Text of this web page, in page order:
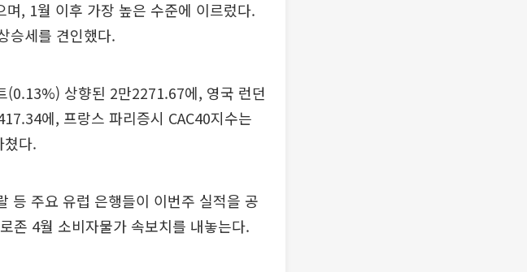
, 1월 이후 가장 높은 수준에 이르렀다.
승세를 견인했다.
(0.13%) 상향된 2만2271.67에, 영국 런던
에, 프랑스 파리증시 CAC40지수는
다.
등 주요 유럽 은행들이 이번주 실적을 공
존 4월 소비자물가 속보치를 내놓는다.